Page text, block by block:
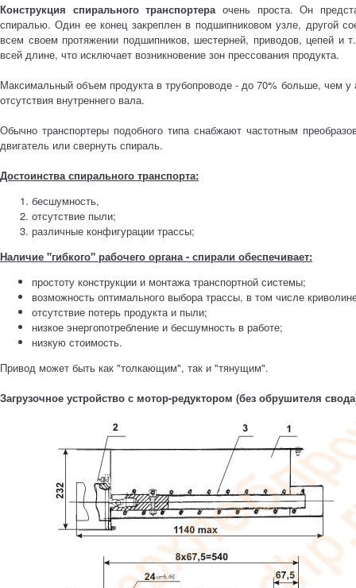
Конструкция спирального транспортераочень проста. Он
спиралью. Один ее конец закреплен в подшипниковом узле, другой
всем своем протяжении подшипников, шестерней, приводов, цепей и
всей длине, что исключает возникновение зон прессования продукта.
Максимальный объем продукта в трубопроводе - до 70% больше, чем у
отсутствия внутреннего вала.
Обычно транспортеры подобного типа снабжают частотным
двигатель или свернуть спираль.
Достоинства спирального транспорта:
бесшумность,
отсутствие пыли;
различные конфигурации трассы;
Наличие "гибкого" рабочего органа - спирали обеспечивает:
простоту конструкции и монтажа транспортной системы;
возможность оптимального выбора трассы, в том числе
отсутствие потерь продукта и пыли;
низкое энергопотребление и бесшумность в работе;
низкую стоимость.
Привод может быть как "толкающим", так и "тянущим".
Загрузочное устройство с мотор-редуктором (без обрушителя